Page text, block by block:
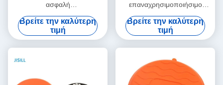
ασφαλή
επαναχρησιμοποιήσιμα
θερμότητας μαγκάές χεριών
πακέτων PP υλικά
Βρείτε την καλύτερη
τιμή
επαναχρησιμοποιήσιμο
κόκκινο πακέτων θερμότητας
μικροκυμάτων λογότυπων
χάραξης βαθμού PP
πλαστικό
Βρείτε την καλύτερη
τιμή